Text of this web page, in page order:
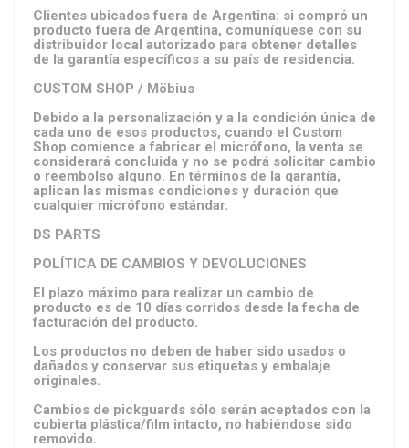
Clientes ubicados fuera de Argentina: si compró un
producto fuera de Argentina, comuníquese con su
distribuidor local autorizado para obtener detalles
de la garantía específicos a su país de residencia.
CUSTOM SHOP / Möbius
Debido a la personalización y a la condición única de
cada uno de esos productos, cuando el Custom
Shop comience a fabricar el micrófono, la venta se
considerará concluida y no se podrá solicitar cambio
o reembolso alguno. En términos de la garantía,
aplican las mismas condiciones y duración que
cualquier micrófono estándar.
DS PARTS
POLÍTICA DE CAMBIOS Y DEVOLUCIONES
El plazo máximo para realizar un cambio de
producto es de 10 días corridos desde la fecha de
facturación del producto.
Los productos no deben de haber sido usados o
dañados y conservar sus etiquetas y embalaje
originales.
Cambios de pickguards sólo serán aceptados con la
cubierta plástica/film intacto, no habiéndose sido
removido.